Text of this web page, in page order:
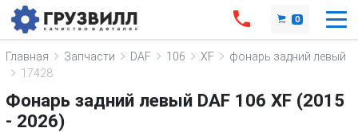
0
Главная Запчасти DAF 106 XF
фонарь задний левый
17428
Фонарь задний левый DAF 106 XF (2015
- 2026)